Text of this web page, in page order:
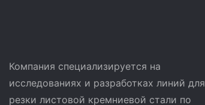
Компания специализируется на
исследованиях и разработках линий для
резки листовой кремниевой стали по